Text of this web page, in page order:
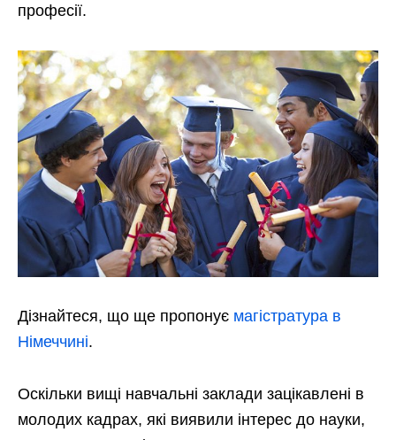
професії.
Дізнайтеся, що ще пропонує магістратура в
Німеччині.
Оскільки вищі навчальні заклади зацікавлені в
молодих кадрах, які виявили інтерес до науки,